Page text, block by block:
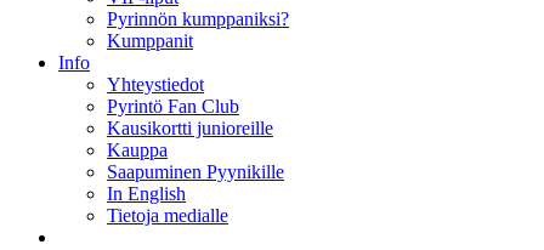
Pyrinnön kumppaniksi?
Kumppanit
Info
Yhteystiedot
Pyrintö Fan Club
Kausikortti junioreille
Kauppa
Saapuminen Pyynikille
In English
Tietoja medialle